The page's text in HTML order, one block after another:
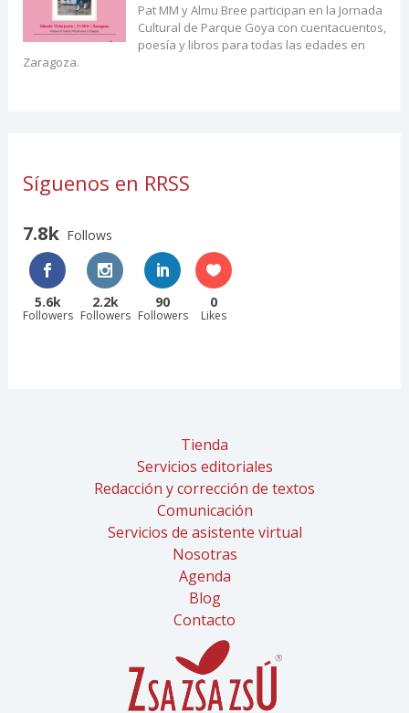
Pat MM y Almu Bree participan en la Jornada
Cultural de Parque Goya con cuentacuentos,
poesía y libros para todas las edades en
Zaragoza.
Síguenos en RRSS
7.8k Follows
5.6k
Followers
2.2k
Followers
90
Followers
0
Likes
Tienda
Servicios editoriales
Redacción y corrección de textos
Comunicación
Servicios de asistente virtual
Nosotras
Agenda
Blog
Contacto